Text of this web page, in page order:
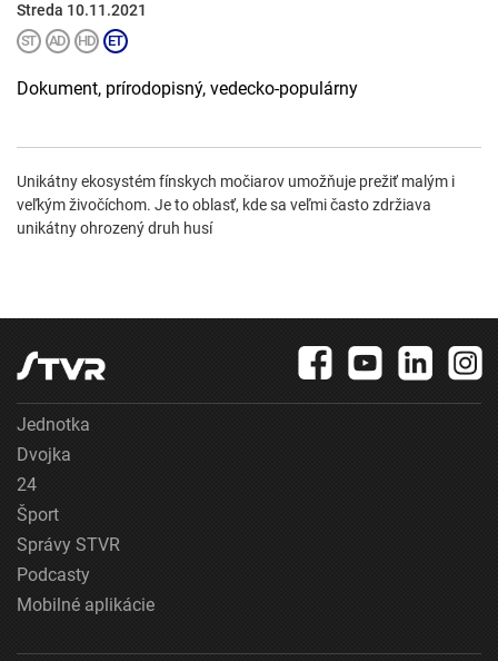
Streda 10.11.2021
Dokument, prírodopisný, vedecko-populárny
Unikátny ekosystém fínskych močiarov umožňuje prežiť malým i
veľkým živočíchom. Je to oblasť, kde sa veľmi často zdržiava
unikátny ohrozený druh husí
Jednotka
Dvojka
24
Šport
Správy STVR
Podcasty
Mobilné aplikácie